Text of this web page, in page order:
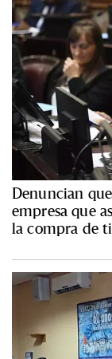
Denuncian
empresa que
la compra de